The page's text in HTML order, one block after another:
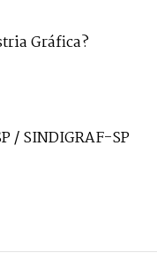
Gráfica?
/ SINDIGRAF-SP